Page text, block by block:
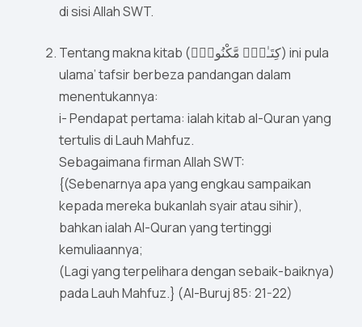
di sisi Allah SWT.
Tentang makna kitab (كِتَـٰبٍۢ مَّكْنُونٍۢ) ini pula
ulama’ tafsir berbeza pandangan dalam
menentukannya:
i- Pendapat pertama: ialah kitab al-Quran yang
tertulis di Lauh Mahfuz.
Sebagaimana firman Allah SWT:
{(Sebenarnya apa yang engkau sampaikan
kepada mereka bukanlah syair atau sihir),
bahkan ialah Al-Quran yang tertinggi
kemuliaannya;
(Lagi yang terpelihara dengan sebaik-baiknya)
pada Lauh Mahfuz.} (Al-Buruj 85: 21-22)